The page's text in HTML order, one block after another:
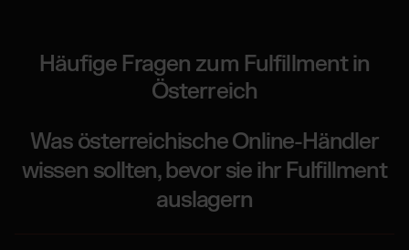
Häufige Fragen zum Fulfillment in
Österreich
Was österreichische Online-Händler
wissen sollten, bevor sie ihr Fulfillment
auslagern